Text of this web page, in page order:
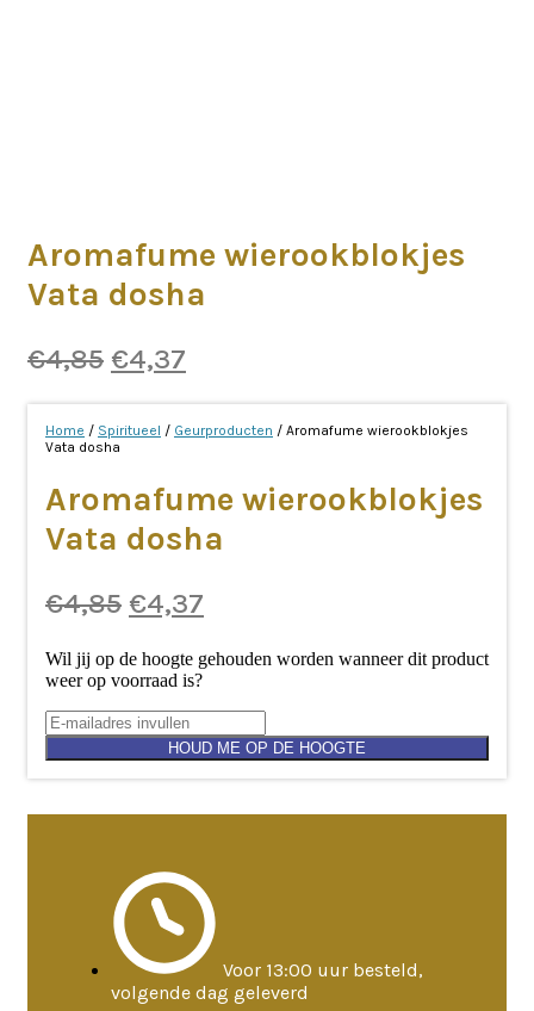
Aromafume wierookblokjes
Vata dosha
€4,85 Oorspronkelijke
was:
€4,85.
€4,37
is:
Home / Spiritueel / Geurproducten / Aromafume wierookblokjes
Vata dosha
Aromafume wierookblokjes
Vata dosha
€4,85 Oorspronkelijke
was:
€4,85.
€4,37
is:
€4,37.
Wil jij op de hoogte gehouden worden wanneer dit product
weer op voorraad is?
HOUD ME OP DE HOOGTE
Voor 13:00 uur besteld,
volgende dag geleverd